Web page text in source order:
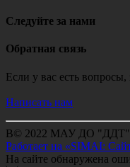
Следуйте за нами
Обратная связь
Если у вас есть
Написать нам
В© 2022 МАУ ДО "ДДТ"
Работает на «SIMAI:
На сайте обнаружена